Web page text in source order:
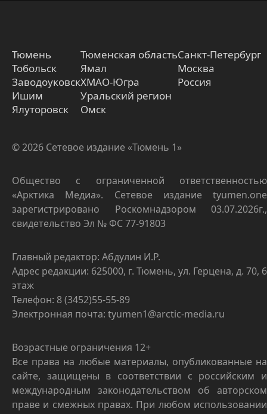
Тюмень
Тобольск
Заводоуковск
Ишим
Ялуторовск
Тюменская область
Ямал
ХМАО-Югра
Уральский регион
Омск
Санкт-Петербург
Москва
Россия
© 2026 Сетевое издание «Тюмень 1»
Общество с ограниченной ответственностью
«Арктика Медиа». Сетевое издание tyumen.one
зарегистрировано Роскомнадзором 03.07.2026г.,
свидетельство Эл № ФС 77-91803
Главный редактор: Абдулин И.Р.
Адрес редакции: 625000, г. Тюмень, ул. Герцена, д. 70, 6
этаж
Телефон: 8 (3452)55-55-89
Электронная почта: tyumen1@arctic-media.ru
Возрастные ограничения 12+
Все права на любые материалы, опубликованные на
сайте, защищены в соответствии с российским и
международным законодательством об авторском
праве и смежных правах. При любом использовании